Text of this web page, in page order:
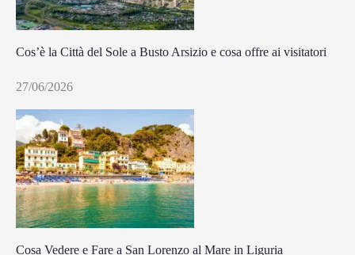
Cos’è la Città del Sole a Busto Arsizio e cosa offre ai visitatori
27/06/2026
Cosa Vedere e Fare a San Lorenzo al Mare in Liguria